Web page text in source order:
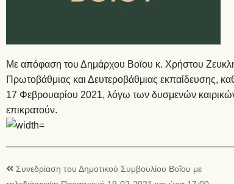
Με απόφαση του Δημάρχου Βοϊου κ. Χρήστου
Πρωτοβάθμιας και Δευτεροβάθμιας εκπαίδευσης,
17 Φεβρουαρίου 2021, λόγω των δυσμενών
επικρατούν.
Συνεδρίαση του Δημοτικού Συμβουλίου Βοΐου με